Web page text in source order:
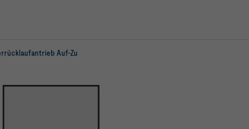
Auf-Zu